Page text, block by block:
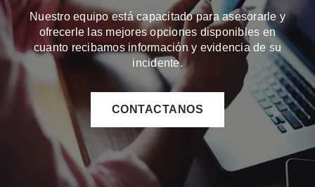
Nuestro equipo está capacitado para asesorarle y
ofrecerle las mejores opciones disponibles en
cuanto recibamos información y evidencia de su
incidente.
CONTACTANOS